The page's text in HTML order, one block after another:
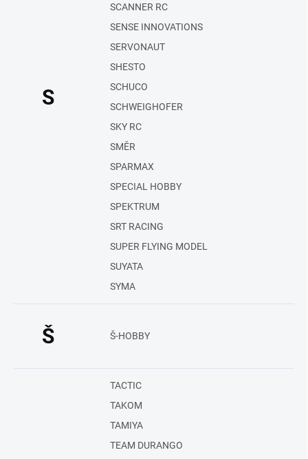
S
SCANNER RC
SENSE INNOVATIONS
SERVONAUT
SHESTO
SCHUCO
SCHWEIGHOFER
SKY RC
SMĚR
SPARMAX
SPECIAL HOBBY
SPEKTRUM
SRT RACING
SUPER FLYING MODEL
SUYATA
SYMA
Š Š-HOBBY
TACTIC
TAKOM
TAMIYA
TEAM DURANGO